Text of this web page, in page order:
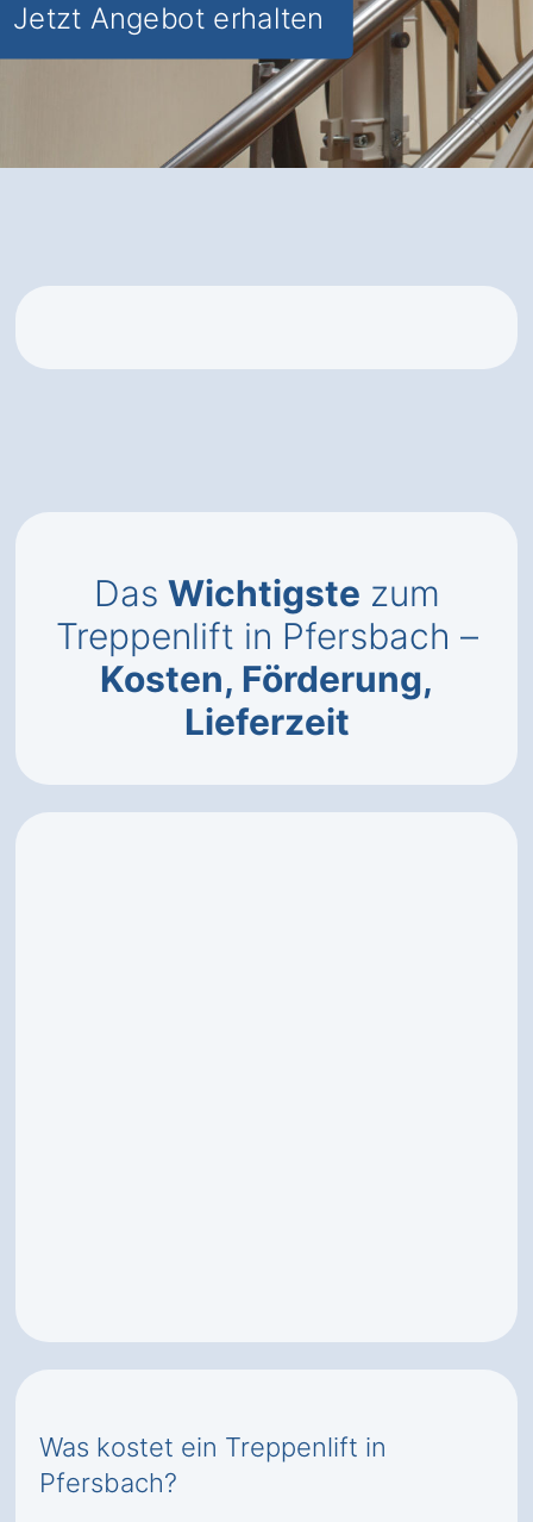
Jetzt Angebot erhalten
Das Wichtigste zum
Treppenlift in Pfersbach –
Kosten, Förderung,
Lieferzeit
Was kostet ein Treppenlift in
Pfersbach?